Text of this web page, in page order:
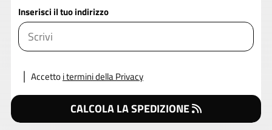
Inserisci il tuo indirizzo
Accettoi termini della Privacy
CALCOLA LA SPEDIZIONE